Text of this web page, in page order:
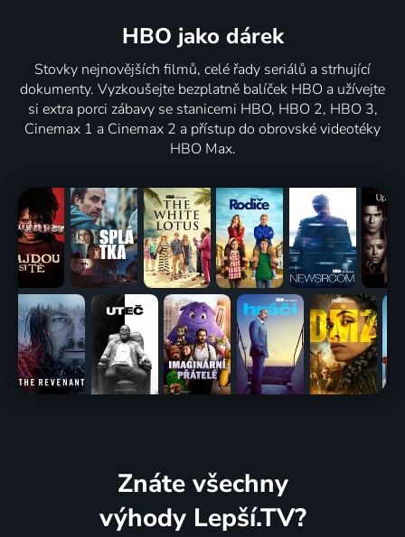
HBO jako dárek
Stovky nejnovějších filmů, celé řady seriálů a strhující
dokumenty. Vyzkoušejte bezplatně balíček HBO a užívejte
si extra porci zábavy se stanicemi HBO, HBO 2, HBO 3,
Cinemax 1 a Cinemax 2 a přístup do obrovské videotéky
HBO Max.
Znáte všechny
výhody Lepší.TV?